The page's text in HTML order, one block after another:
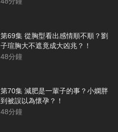
第69集 從胸型看出感情順不順？劉
子瑄胸大不遮竟成大凶兆？！
48分鐘
第70集 減肥是一輩子的事？小嫻胖
到被誤以為懷孕？！
48分鐘